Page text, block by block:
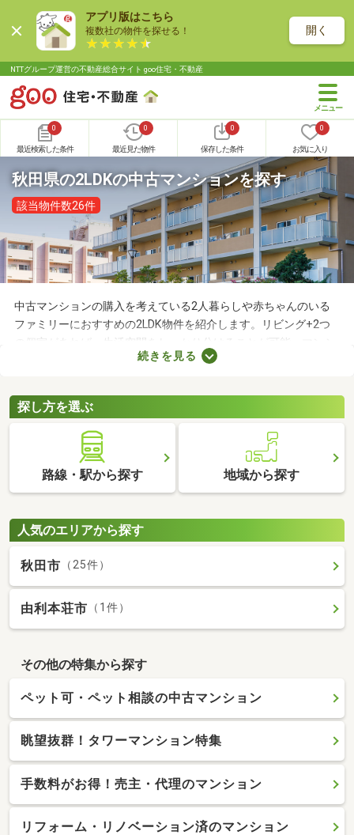
アプリ版はこちら
複数社の物件を探せる！ 開く
NTTグループ運営の不動産総合サイト goo住宅・不動産
0
最近検索した条件
0
最近見た物件
0
保存した条件
0
お気に入り
秋田県の2LDKの中古マンションを探す
該当物件数26件
中古マンションの購入を考えている2人暮らしや赤ちゃんのいる
ファミリーにおすすめの2LDK物件を紹介します。リビング+2つ
の個室があれば、生活空間をしっかり分けることが可能。マンシ
ョンによってお部屋の広さや設備、購入費用が変わるので、複数
て、希望にぴったりなお部屋を購入しましょう。
続きを見る
探し方を選ぶ
路線・駅から探す 地域から探す
人気のエリアから探す
秋田市 （25件）
由利本荘市 （1件）
その他の特集から探す
ペット可・ペット相談の中古マンション
眺望抜群！タワーマンション特集
手数料がお得！売主・代理のマンション
リフォーム・リノベーション済のマンション